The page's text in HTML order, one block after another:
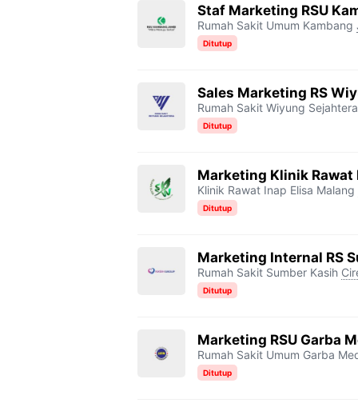
Staf Marketing RSU
Rumah Sakit Umum Kambang
Ditutup
Sales Marketing RS
Rumah Sakit Wiyung Sejahtera
Ditutup
Marketing Klinik Rawat
Klinik Rawat Inap Elisa Malang
Ditutup
Marketing Internal RS
Rumah Sakit Sumber Kasih
Ditutup
Marketing RSU Garba
Rumah Sakit Umum Garba
Ditutup